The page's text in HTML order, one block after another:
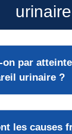
urinaire
on par
urinaire ?
les causes